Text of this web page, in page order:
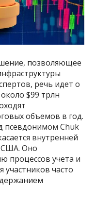
позволяющее
речь идет о
$99 трлн
объемов в год.
псевдонимом Chuk
внутренней
США. Оно
процессов учета и
часто